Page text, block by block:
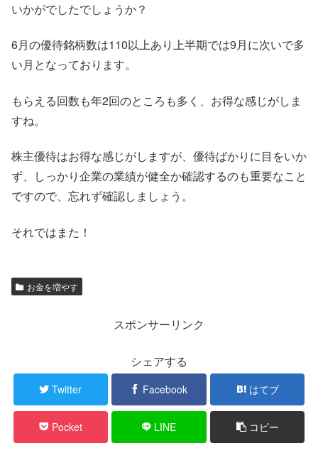
いかがでしたでしょうか？
6月の優待銘柄数は110以上あり上半期では9月に次いで多
い月となっております。
もらえる回数も年2回のところも多く、お得な感じがしま
すね。
株主優待はお得な感じがしますが、優待ばかりに目をいか
ず、しっかり企業の業績が健全か確認するのも重要なこと
ですので、忘れず確認しましょう。
それではまた！
お金を増やす
スポンサーリンク
シェアする
Twitter Facebook はてブ
Pocket LINE コピー